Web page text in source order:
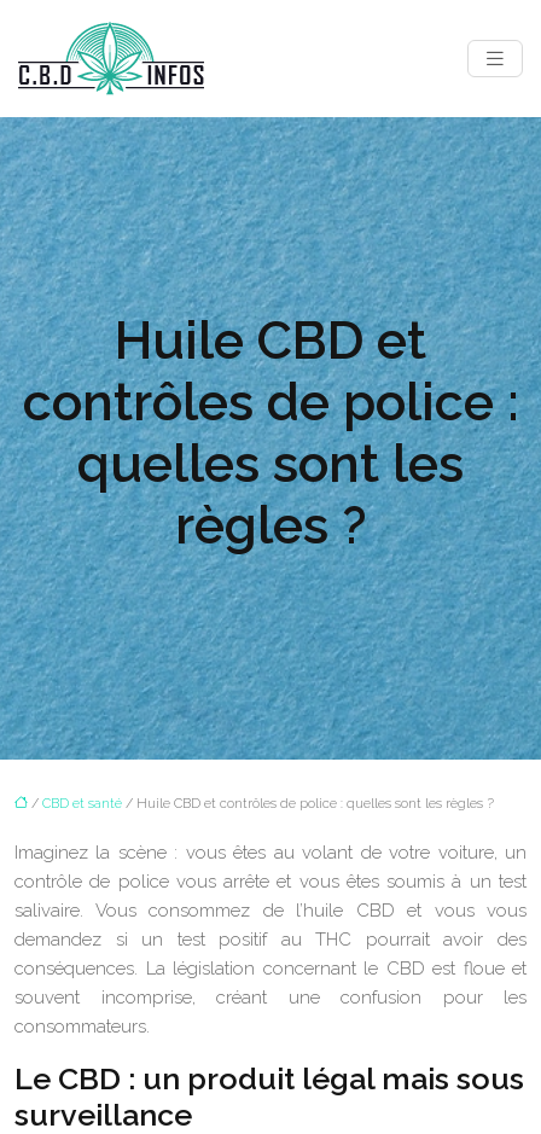
Huile CBD et
contrôles de police :
quelles sont les
règles ?
/ CBD et santé / Huile CBD et contrôles de police : quelles sont les règles ?
Imaginez la scène : vous êtes au volant de votre voiture, un
contrôle de police vous arrête et vous êtes soumis à un test
salivaire. Vous consommez de l’huile CBD et vous vous
demandez si un test positif au THC pourrait avoir des
conséquences. La législation concernant le CBD est floue et
souvent incomprise, créant une confusion pour les
consommateurs.
Le CBD : un produit légal mais sous
surveillance